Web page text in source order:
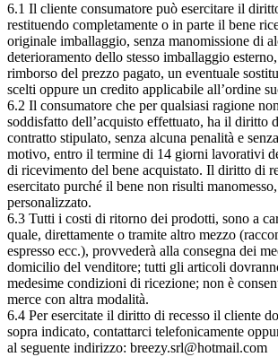
6.1 Il cliente consumatore può esercitare il
restituendo completamente o in parte il bene
originale imballaggio, senza manomissione di
deterioramento dello stesso imballaggio
rimborso del prezzo pagato, un eventuale
scelti oppure un credito applicabile all’ordine
6.2 Il consumatore che per qualsiasi ragione
soddisfatto dell’acquisto effettuato, ha il diritto
contratto stipulato, senza alcuna penalità e
motivo, entro il termine di 14 giorni lavorativi
di ricevimento del bene acquistato. Il diritto di
esercitato purché il bene non risulti
personalizzato.
6.3 Tutti i costi di ritorno dei prodotti, sono a
quale, direttamente o tramite altro mezzo
espresso ecc.), provvederà alla consegna dei
domicilio del venditore; tutti gli articoli
medesime condizioni di ricezione; non è
merce con altra modalità.
6.4 Per esercitate il diritto di recesso il cliente
sopra indicato, contattarci telefonicamente
al seguente indirizzo: breezy.srl@hotmail.com